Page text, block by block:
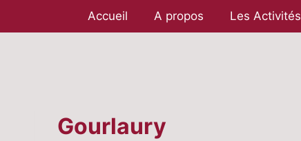
Accueil A propos Les Activités
Gourlaury